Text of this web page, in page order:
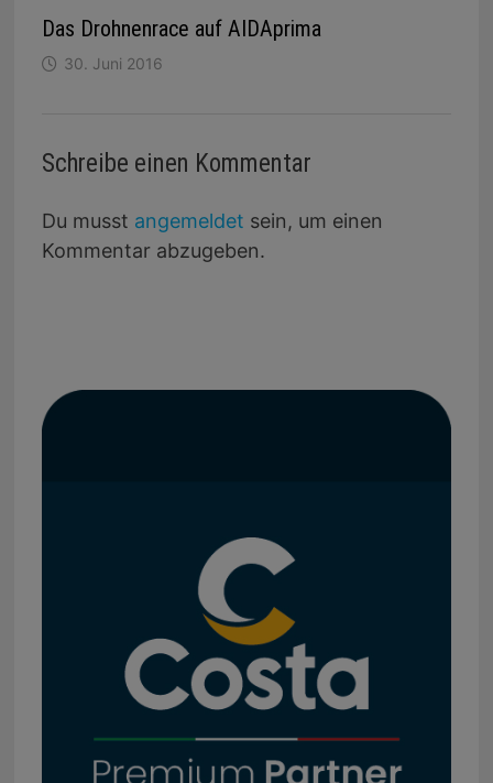
Das Drohnenrace auf AIDAprima
30. Juni 2016
Schreibe einen Kommentar
Du musst angemeldet sein, um einen
Kommentar abzugeben.